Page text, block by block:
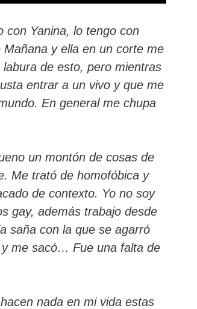
con Yanina, lo tengo con
y ella en un corte me
de esto, pero mientras
entrar a un vivo y que me
En general me chupa
un montón de cosas de
Me trató de homofóbica y
de contexto. Yo no soy
gay, además trabajo desde
saña con la que se agarró
me sacó… Fue una falta de
nada en mi vida estas